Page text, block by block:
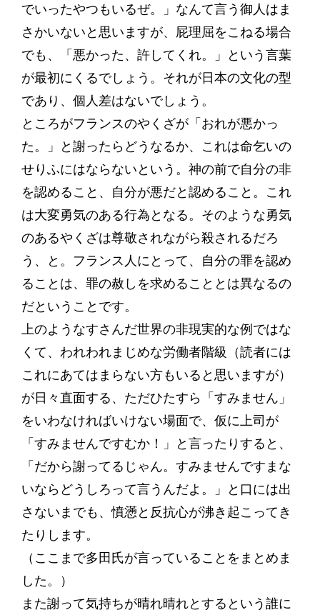
でいったやつもいるぜ。」なんて言う御人はま
さかいないと思いますが、屁理屈をこねる場合
でも、「悪かった、許してくれ。」という言葉
が最初にくるでしょう。それが日本の文化の型
であり、個人差はないでしょう。
ところがフランスのやくざが「おれが悪かっ
た。」と謝ったらどうなるか、これは命乞いの
せりふにはならないという。神の前で自分の非
を認めること、自分が悪だと認めること。これ
は大変勇気のある行為となる。そのような勇気
のあるやくざは尊敬されながら殺されるだろ
う、と。フランス人にとって、自分の罪を認め
ることは、罪の赦しを求めることとは異なるの
だということです。
上のようなすさんだ世界の非現実的な例ではな
くて、われわれまじめな労働者階級（読者には
これにあてはまらない方もいると思いますが）
が日々直面する、ただひたすら「すみません」
をいわなければいけない場面で、仮に上司が
「すみませんですむか！」と言ったりすると、
「だから謝ってるじゃん。すみませんですまな
いならどうしろって言うんだよ。」と口には出
さないまでも、憤懣と反抗心が沸き起こってき
たりします。
（ここまで多田氏が言っていることをまとめま
した。）
また謝って気持ちが晴れ晴れとするという誰に